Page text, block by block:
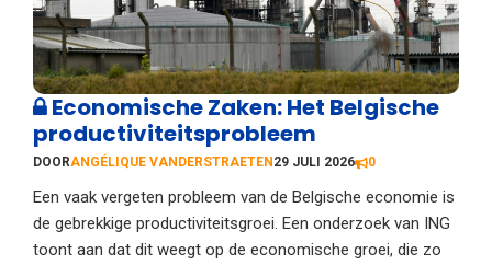
Economische Zaken: Het Belgische
productiviteitsprobleem
DOORANGÉLIQUE VANDERSTRAETEN 29 JULI 2026 0
Een vaak vergeten probleem van de Belgische economie is
de gebrekkige productiviteitsgroei. Een onderzoek van ING
toont aan dat dit weegt op de economische groei, die zo